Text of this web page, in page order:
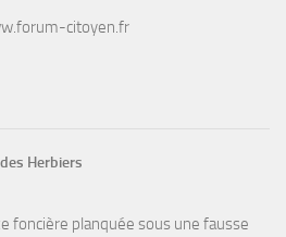
citoyen.fr
Herbiers
foncière planquée sous une fausse